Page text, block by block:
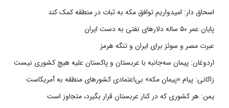
اسحاق دار: امیدواریم توافق مکه به ثبات در منطقه کمک کند
پایان عمر ۵۰ ساله دلارهای نفتی به دست ایران
عبرت مصر و سوئز برای ایران و تنگه هرمز
اردوغان: پیمان سه‌جانبه با عربستان و پاکستان علیه هیچ کشوری نیست
زاکانی: پیام «پیمان مکه» بی‌اعتمادی کشورهای منطقه به آمریکاست
یمن: هر کشوری که در کنار عربستان قرار بگیرد، متجاوز است